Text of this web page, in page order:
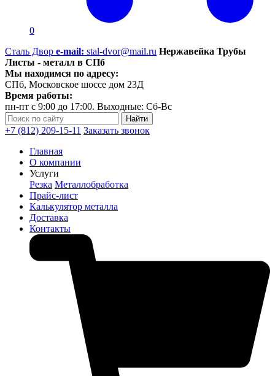
0
Сталь Двор e-mail: stal-dvor@mail.ru Нержавейка Трубы
Листы - металл в СПб
Мы находимся по адресу:
СПб, Московское шоссе дом 23Д
Время работы:
пн-пт с 9:00 до 17:00. Выходные: Сб-Вс
+7 (812) 209-15-11 Заказать звонок
Главная
О компании
Услуги
Резка Металлобработка
Прайс-лист
Калькулятор металла
Доставка
Контакты